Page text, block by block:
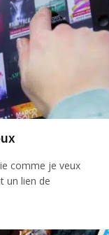
comme je veux
un lien de